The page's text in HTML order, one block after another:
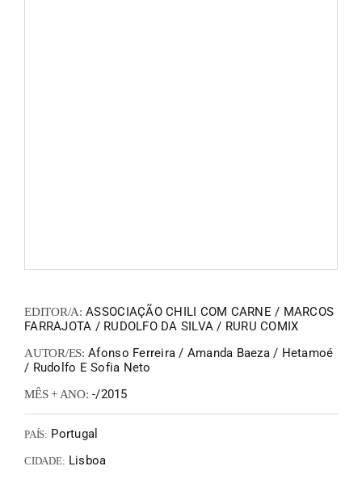
EDITOR/A: ASSOCIAÇÃO CHILI COM CARNE / MARCOS
FARRAJOTA / RUDOLFO DA SILVA / RURU COMIX
AUTOR/ES: Afonso Ferreira / Amanda Baeza / Hetamoé
/ Rudolfo E Sofia Neto
MÊS + ANO: -/2015
PAÍS: Portugal
CIDADE: Lisboa